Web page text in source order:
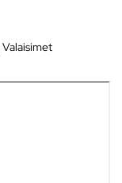
Valaisimet